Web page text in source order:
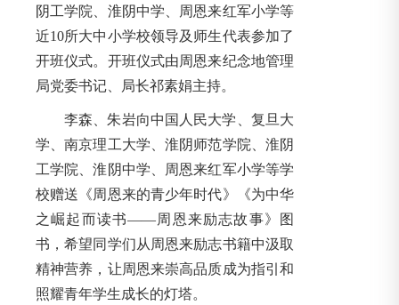
阴工学院、淮阴中学、周恩来红军小学等
近10所大中小学校领导及师生代表参加了
开班仪式。开班仪式由周恩来纪念地管理
局党委书记、局长祁素娟主持。
李森、朱岩向中国人民大学、复旦大
学、南京理工大学、淮阴师范学院、淮阴
工学院、淮阴中学、周恩来红军小学等学
校赠送《周恩来的青少年时代》《为中华
之崛起而读书——周恩来励志故事》图
书，希望同学们从周恩来励志书籍中汲取
精神营养，让周恩来崇高品质成为指引和
照耀青年学生成长的灯塔。